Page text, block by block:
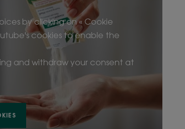
by clicking on « Cookie
cookies to enable the
and withdraw your consent at